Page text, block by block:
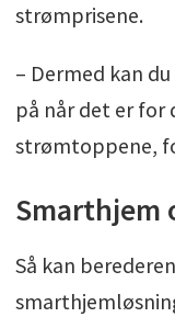
strømprisene.
– Dermed kan
på når det er for
strømtoppene,
Smarthjem
Så kan